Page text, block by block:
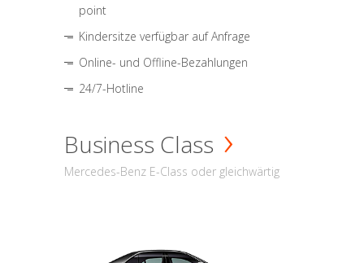
point
Kindersitze verfügbar auf Anfrage
Online- und Offline-Bezahlungen
24/7-Hotline
Business Class
Mercedes-Benz E-Class oder gleichwärtig